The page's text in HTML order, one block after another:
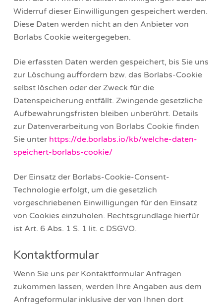
Widerruf dieser Einwilligungen gespeichert werden.
Diese Daten werden nicht an den Anbieter von
Borlabs Cookie weitergegeben.
Die erfassten Daten werden gespeichert, bis Sie uns
zur Löschung auffordern bzw. das Borlabs-Cookie
selbst löschen oder der Zweck für die
Datenspeicherung entfällt. Zwingende gesetzliche
Aufbewahrungsfristen bleiben unberührt. Details
zur Datenverarbeitung von Borlabs Cookie finden
Sie unter https://de.borlabs.io/kb/welche-daten-
speichert-borlabs-cookie/
Der Einsatz der Borlabs-Cookie-Consent-
Technologie erfolgt, um die gesetzlich
vorgeschriebenen Einwilligungen für den Einsatz
von Cookies einzuholen. Rechtsgrundlage hierfür
ist Art. 6 Abs. 1 S. 1 lit. c DSGVO.
Kontaktformular
Wenn Sie uns per Kontaktformular Anfragen
zukommen lassen, werden Ihre Angaben aus dem
Anfrageformular inklusive der von Ihnen dort